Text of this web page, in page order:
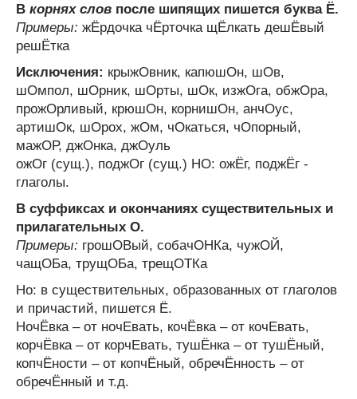
В корнях слов после шипящих пишется буква Ё.
Примеры: жЁрдочка чЁрточка щЁлкать дешЁвый
решЁтка
Исключения: крыжОвник, капюшОн, шОв,
шОмпол, шОрник, шОрты, шОк, изжОга, обжОра,
прожОрливый, крюшОн, корнишОн, анчОус,
артишОк, шОрох, жОм, чОкаться, чОпорный,
мажОР, джОнка, джОуль
ожОг (сущ.), поджОг (сущ.) НО: ожЁг, поджЁг -
глаголы.
В суффиксах и окончаниях существительных и
прилагательных О.
Примеры: грошОВый, собачОНКа, чужОЙ,
чащОБа, трущОБа, трещОТКа
Но: в существительных, образованных от глаголов
и причастий, пишется Ё.
НочЁвка – от ночЕвать, кочЁвка – от кочЕвать,
корчЁвка – от корчЕвать, тушЁнка – от тушЁный,
копчЁности – от копчЁный, обречЁнность – от
обречЁнный и т.д.